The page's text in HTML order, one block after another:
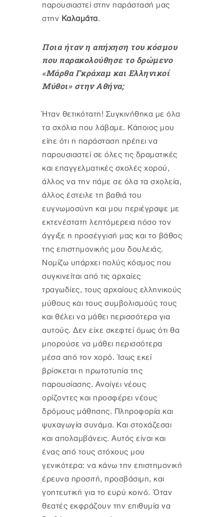
παρουσιαστεί στην παράστασή μας
στην Καλαμάτα.
Ποια ήταν η απήχηση του κόσμου
που παρακολούθησε το δρώμενο
«Μάρθα Γκράχαμ και Ελληνικοί
Μύθοι» στην Αθήνα;
Ήταν θετικότατη! Συγκινήθηκα με όλα
τα σχόλια που λάβαμε. Κάποιος μου
είπε ότι η παράσταση πρέπει να
παρουσιαστεί σε όλες τις δραματικές
και επαγγελματικές σχολές χορού,
άλλος να την πάμε σε όλα τα σχολεία,
άλλος έστειλε τη βαθιά του
ευγνωμοσύνη και μου περιέγραψε με
εκτενέστατη λεπτόμερεια πόσο τον
άγγιξε η προσέγγισή μας και το βάθος
της επιστημονικής μου δουλειάς.
Νομίζω υπάρχει πολύς κόσμος που
συγκινείται από τις αρχαίες
τραγωδίες, τους αρχαίους ελληνικούς
μύθους και τους συμβολισμούς τους
και θέλει να μάθει περισσότερα για
αυτούς. Δεν είχε σκεφτεί όμως ότι θα
μπορούσε να μάθει περισσότερα
μέσα από τον χορό. Ίσως εκεί
βρίσκεται η πρωτοτυπία της
παρουσίασης. Ανοίγει νέους
ορίζοντες και προσφέρει νέους
δρόμους μάθησης. Πληροφορία και
ψυχαγωγία συνάμα. Και στοχάζεσαι
και απολαμβάνεις. Αυτός είναι και
ένας από τους στόχους μου
γενικότερα: να κάνω την επιστημονική
έρευνα προσιτή, προσβάσιμη, και
γοητευτική για το ευρύ κοινό. Όταν
θεατές εκφράζουν την επιθυμία να